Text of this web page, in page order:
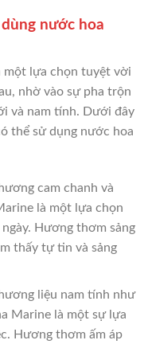
nước hoa
một lựa chọn tuyệt vời
nhờ vào sự pha trộn
và nam tính. Dưới đây
thể sử dụng nước hoa
cam chanh và
là một lựa chọn
Hương thơm sảng
thấy tự tin và sảng
liệu nam tính như
Marine là một sự lựa
Hương thơm ấm áp